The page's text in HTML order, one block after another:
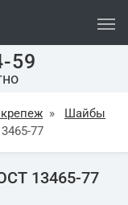
59
»
Шайбы
77
13465-77